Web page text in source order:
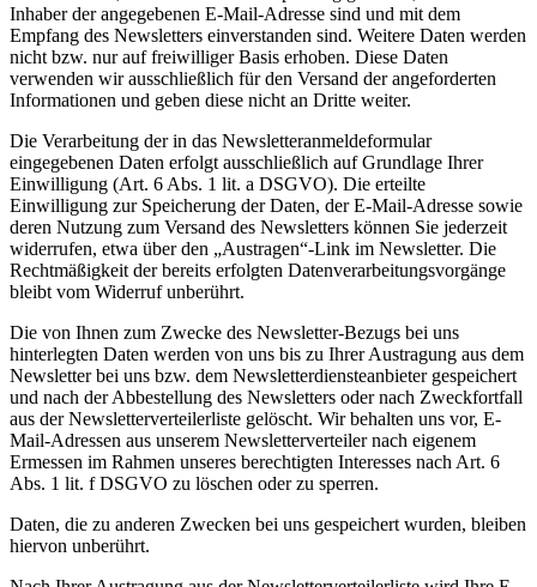
Inhaber der angegebenen E-Mail-Adresse sind und mit dem
Empfang des Newsletters einverstanden sind. Weitere Daten werden
nicht bzw. nur auf freiwilliger Basis erhoben. Diese Daten
verwenden wir ausschließlich für den Versand der angeforderten
Informationen und geben diese nicht an Dritte weiter.
Die Verarbeitung der in das Newsletteranmeldeformular
eingegebenen Daten erfolgt ausschließlich auf Grundlage Ihrer
Einwilligung (Art. 6 Abs. 1 lit. a DSGVO). Die erteilte
Einwilligung zur Speicherung der Daten, der E-Mail-Adresse sowie
deren Nutzung zum Versand des Newsletters können Sie jederzeit
widerrufen, etwa über den „Austragen“-Link im Newsletter. Die
Rechtmäßigkeit der bereits erfolgten Datenverarbeitungsvorgänge
bleibt vom Widerruf unberührt.
Die von Ihnen zum Zwecke des Newsletter-Bezugs bei uns
hinterlegten Daten werden von uns bis zu Ihrer Austragung aus dem
Newsletter bei uns bzw. dem Newsletterdiensteanbieter gespeichert
und nach der Abbestellung des Newsletters oder nach Zweckfortfall
aus der Newsletterverteilerliste gelöscht. Wir behalten uns vor, E-
Mail-Adressen aus unserem Newsletterverteiler nach eigenem
Ermessen im Rahmen unseres berechtigten Interesses nach Art. 6
Abs. 1 lit. f DSGVO zu löschen oder zu sperren.
Daten, die zu anderen Zwecken bei uns gespeichert wurden, bleiben
hiervon unberührt.